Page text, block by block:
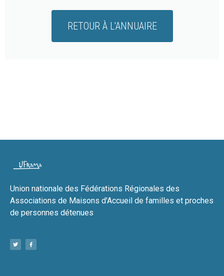
RETOUR À L'ANNUAIRE
Union nationale des Fédérations Régionales des
Associations de Maisons d'Accueil de familles et proches
de personnes détenues